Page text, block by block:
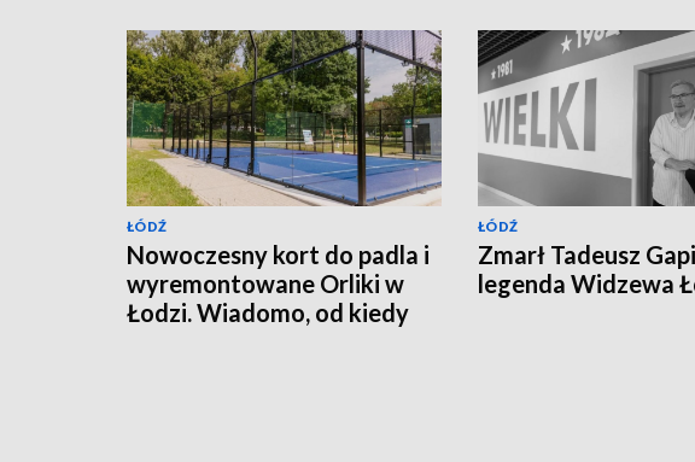
ŁÓDŹ
Nowoczesny kort do padla i
wyremontowane Orliki w
Łodzi. Wiadomo, od kiedy
ŁÓDŹ
Zmarł Tadeusz
legenda Widzewa